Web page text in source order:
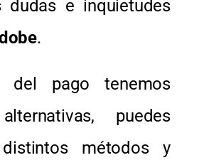
dudas e inquietudes
.
pago tenemos
puedes
métodos y